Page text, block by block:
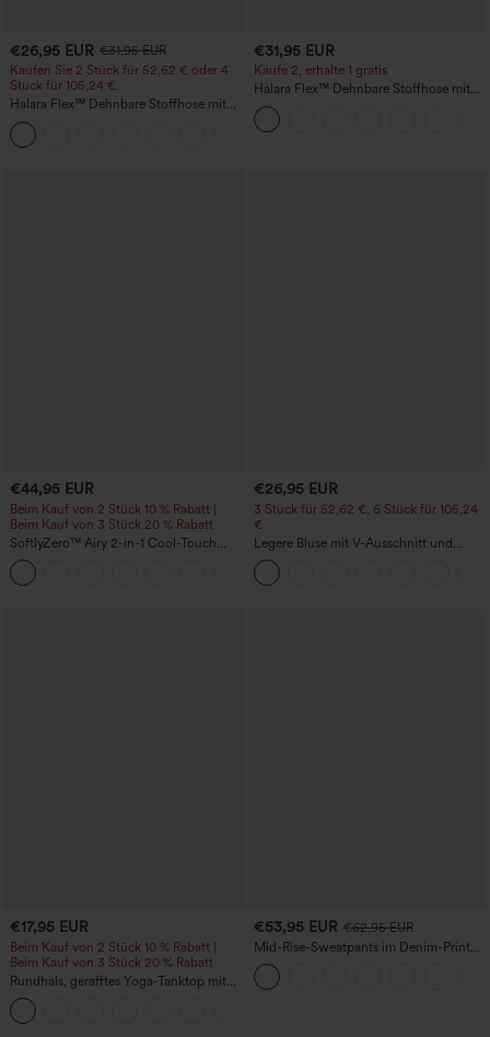
€26,95 EUR €31,95 EUR
Kaufen Sie 2 Stück für 52,62 € oder 4
Stück für 105,24 €.
Halara Flex™ Dehnbare Stoffhose mit
hohem Bund, Waffelmuster,
Seitentaschen und weitem Bein
€31,95 EUR
Kaufe 2, erhalte 1 gratis
Halara Flex™ Dehnbare Stoffhose mit
hohem Bund und Seitentasche hinten
€44,95 EUR
Beim Kauf von 2 Stück 10 % Rabatt |
Beim Kauf von 3 Stück 20 % Rabatt
SoftlyZero™ Airy 2-in-1 Cool-Touch
Mini-Active-Tanzkleid mit Taschen -
Easy Peezy Edition - längere Länge
€26,95 EUR
3 Stück für 52,62 €, 6 Stück für 105,24
€
Legere Bluse mit V-Ausschnitt und
kurzen Puffärmeln
€17,95 EUR
Beim Kauf von 2 Stück 10 % Rabatt |
Beim Kauf von 3 Stück 20 % Rabatt
Rundhals, gerafftes Yoga-Tanktop mit
Cool-Touch-Effekt – UPF50+
€53,95 EUR €62,95 EUR
Mid-Rise-Sweatpants im Denim-Print
aus French Terry, lässig, mit Taschen